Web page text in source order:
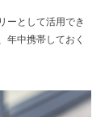
ーとして活用でき
年中携帯しておく